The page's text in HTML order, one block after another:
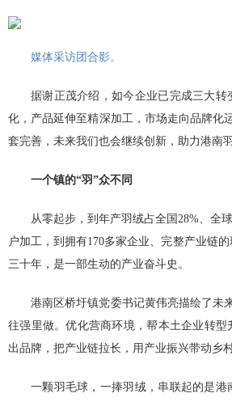
媒体采访团合影。
据谢正茂介绍，如今企业已完成三大转
化，产品延伸至精深加工，市场走向品牌化
套完善，未来我们也会继续创新，助力港南
一个镇的“羽”众不同
从零起步，到年产羽绒占全国28%、全
户加工，到拥有170多家企业、完整产业链
三十年，是一部生动的产业奋斗史。
港南区桥圩镇党委书记黄伟亮描绘了未
往强里做。优化营商环境，帮本土企业转型
出品牌，把产业链拉长，用产业振兴带动乡
一颗羽毛球，一捧羽绒，串联起的是港